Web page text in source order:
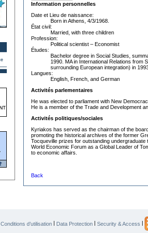
Information personnelles
Date et Lieu de naissance:
Born in Athens, 4/3/1968.
État civil:
Married, with three children
Profession:
Political scientist – Economist
Études:
Bachelor degree in Social Studies,
1990. MA in International Relations from
surrounding European integration) in
Langues:
English, French, and German
Activités parlementaires
He was elected to parliament with New
He is a member of the Trade and Development
Activités politiques/sociales
Kyriakos has served as the chairman of the
promoting the historical archives of the former
Tocqueville prizes for outstanding
World Economic Forum as a Global Leader of
to economic affairs.
Back
Conditions d’utilisation | Data Protection | Security & Access |